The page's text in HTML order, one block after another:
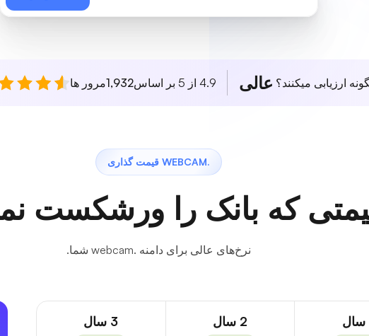
ارزیابی میکنند؟ عالی 4.9 از 5 بر اساس 1,932مرور ها
.WEBCAM قیمت گذاری
که بانک را ورشکست
نرخ‌های عالی برای دامنه .webcam شما.
2 سال 3 سال